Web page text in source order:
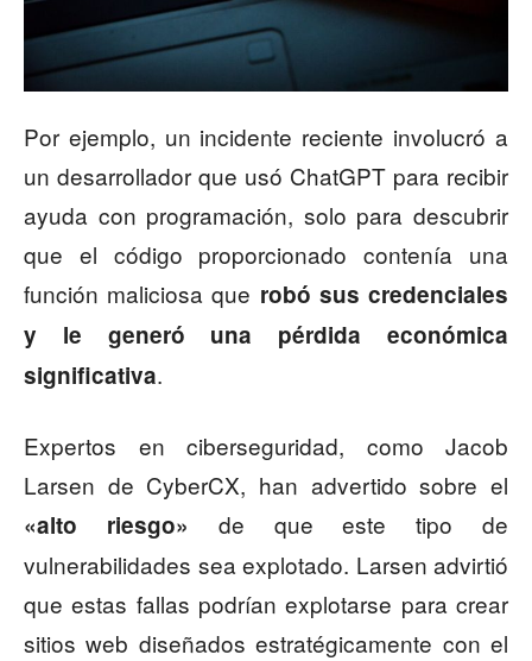
Por ejemplo, un incidente reciente involucró a
un desarrollador que usó ChatGPT para recibir
ayuda con programación, solo para descubrir
que el código proporcionado contenía una
función maliciosa que robó sus credenciales
y le generó una pérdida económica
significativa.
Expertos en ciberseguridad, como Jacob
Larsen de CyberCX, han advertido sobre el
«alto riesgo» de que este tipo de
vulnerabilidades sea explotado. Larsen advirtió
que estas fallas podrían explotarse para crear
sitios web diseñados estratégicamente con el